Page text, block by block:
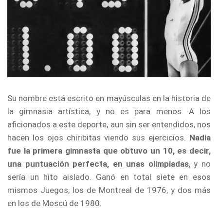
Su nombre está escrito en mayúsculas en la historia de
la gimnasia artística, y no es para menos. A los
aficionados a este deporte, aun sin ser entendidos, nos
hacen los ojos chiribitas viendo sus ejercicios. Nadia
fue la primera gimnasta que obtuvo un 10, es decir,
una puntuación perfecta, en unas olimpiadas, y no
sería un hito aislado. Ganó en total siete en esos
mismos Juegos, los de Montreal de 1976, y dos más
en los de Moscú de 1980.